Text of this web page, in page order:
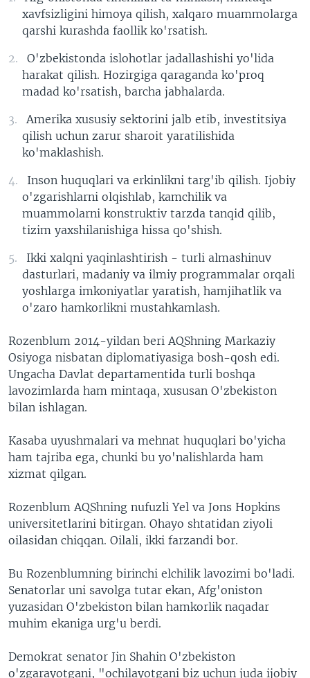
xavfsizligini himoya qilish, xalqaro muammolarga
qarshi kurashda faollik ko'rsatish.
O'zbekistonda islohotlar jadallashishi yo'lida
harakat qilish. Hozirgiga qaraganda ko'proq
madad ko'rsatish, barcha jabhalarda.
Amerika xususiy sektorini jalb etib, investitsiya
qilish uchun zarur sharoit yaratilishida
ko'maklashish.
Inson huquqlari va erkinlikni targ'ib qilish. Ijobiy
o'zgarishlarni olqishlab, kamchilik va
muammolarni konstruktiv tarzda tanqid qilib,
tizim yaxshilanishiga hissa qo'shish.
Ikki xalqni yaqinlashtirish - turli almashinuv
dasturlari, madaniy va ilmiy programmalar orqali
yoshlarga imkoniyatlar yaratish, hamjihatlik va
o'zaro hamkorlikni mustahkamlash.
Rozenblum 2014-yildan beri AQShning Markaziy
Osiyoga nisbatan diplomatiyasiga bosh-qosh edi.
Ungacha Davlat departamentida turli boshqa
lavozimlarda ham mintaqa, xususan O'zbekiston
bilan ishlagan.
Kasaba uyushmalari va mehnat huquqlari bo'yicha
ham tajriba ega, chunki bu yo'nalishlarda ham
xizmat qilgan.
Rozenblum AQShning nufuzli Yel va Jons Hopkins
universitetlarini bitirgan. Ohayo shtatidan ziyoli
oilasidan chiqqan. Oilali, ikki farzandi bor.
Bu Rozenblumning birinchi elchilik lavozimi bo'ladi.
Senatorlar uni savolga tutar ekan, Afg'oniston
yuzasidan O'zbekiston bilan hamkorlik naqadar
muhim ekaniga urg'u berdi.
Demokrat senator Jin Shahin O'zbekiston
o'zgarayotgani, "ochilayotgani biz uchun juda ijobiy